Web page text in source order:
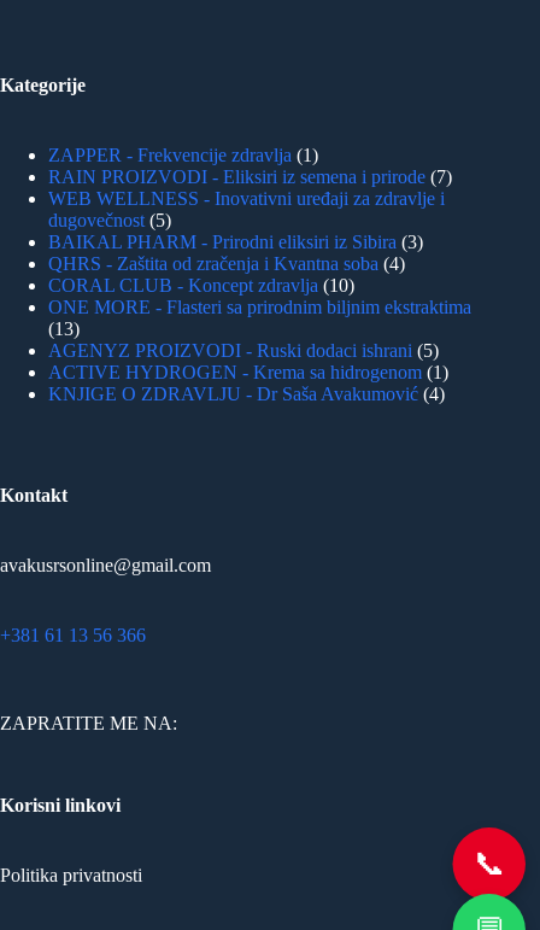
Kategorije
ZAPPER - Frekvencije zdravlja
1
RAIN PROIZVODI - Eliksiri iz semena i prirode 7
WEB WELLNESS - Inovativni uređaji za zdravlje i
dugovečnost 5
BAIKAL PHARM - Prirodni eliksiri iz Sibira 3
QHRS - Zaštita od zračenja i Kvantna soba 4
CORAL CLUB - Koncept zdravlja
10
ONE MORE - Flasteri sa prirodnim biljnim ekstraktima
13
AGENYZ PROIZVODI - Ruski dodaci ishrani
5
ACTIVE HYDROGEN - Krema sa hidrogenom 1
KNJIGE O ZDRAVLJU - Dr Saša Avakumović 4
Kontakt
avakusrsonline@gmail.com
+381 61 13 56 366
ZAPRATITE ME NA:
Korisni linkovi
Politika privatnosti 📞